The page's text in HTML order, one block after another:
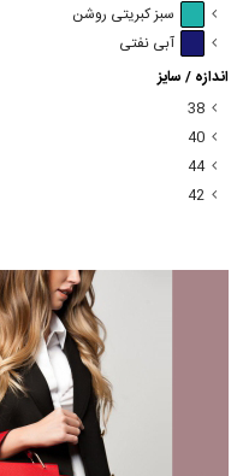
سبز کبریتی روشن
آبی نفتی
اندازه / سایز
38
40
44
42